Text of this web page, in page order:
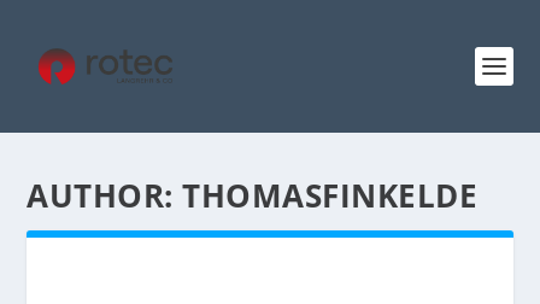
AUTHOR:THOMASFINKELDE